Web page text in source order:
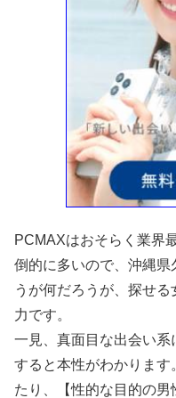
PCMAXはおそらく業界
倒的に多いので、沖縄県
うが何だろうが、探せ
力です。
一見、真面目な出会い
すると本性がわかります
たり、【性的な目的の男